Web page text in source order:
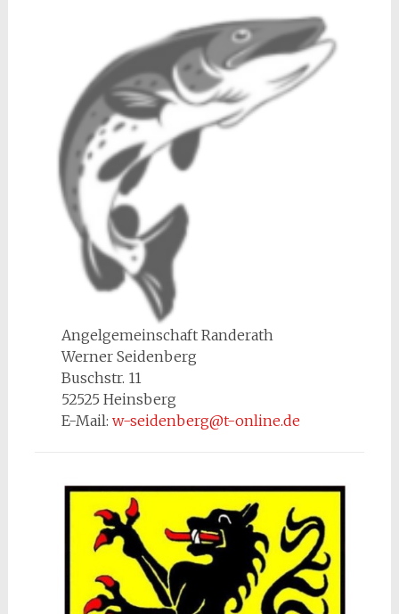
Angelgemeinschaft Randerath
Werner Seidenberg
Buschstr. 11
52525 Heinsberg
E-Mail: w-seidenberg@t-online.de